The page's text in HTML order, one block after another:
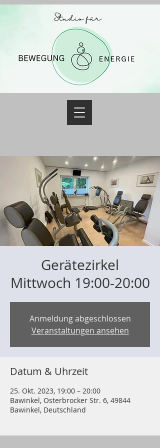
Gerätezirkel
Mittwoch 19:00-20:00
Anmeldung abgeschlossen
Veranstaltungen ansehen
Datum & Uhrzeit
25. Okt. 2023, 19:00 – 20:00
Bawinkel, Osterbrocker Str. 6, 49844
Bawinkel, Deutschland